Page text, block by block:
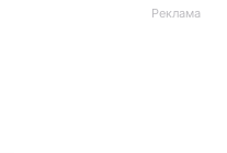
Реклама